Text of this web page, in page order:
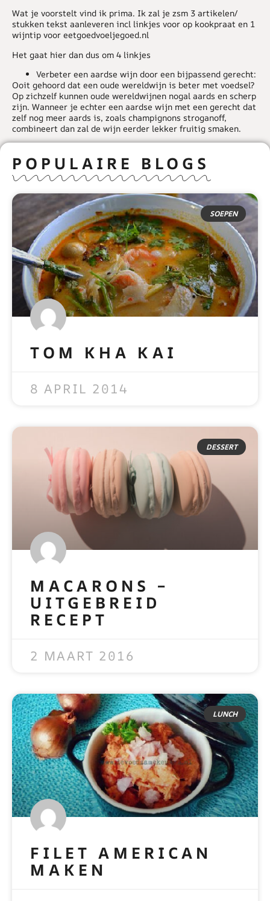
Wat je voorstelt vind ik prima. Ik zal je zsm 3 artikelen/
stukken tekst aanleveren incl linkjes voor op kookpraat en 1
wijntip voor eetgoedvoeljegoed.nl
Het gaat hier dan dus om 4 linkjes
Verbeter een aardse wijn door een bijpassend gerecht:
Ooit gehoord dat een oude wereldwijn is beter met voedsel?
Op zichzelf kunnen oude wereldwijnen nogal aards en scherp
zijn. Wanneer je echter een aardse wijn met een gerecht dat
zelf nog meer aards is, zoals champignons stroganoff,
combineert dan zal de wijn eerder lekker fruitig smaken.
POPULAIRE BLOGS
SOEPEN
TOM KHA KAI
8 APRIL 2014
DESSERT
MACARONS –
UITGEBREID
RECEPT
2 MAART 2016
LUNCH
FILET AMERICAN
MAKEN